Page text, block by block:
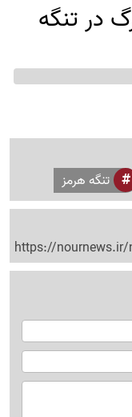
در تنگه
تنگه هرمز
https://nournews.ir/